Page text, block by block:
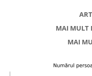
MAI MULT
MAI